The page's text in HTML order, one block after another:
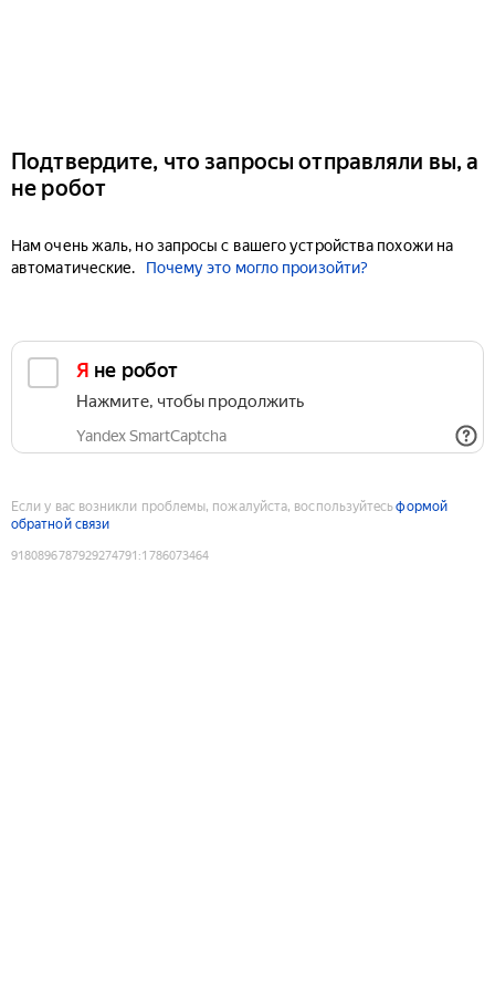
Подтвердите, что запросы отправляли вы, а
не робот
Нам очень жаль, но запросы с вашего устройства похожи на
автоматические.
Почему это могло произойти?
Я не робот
Нажмите, чтобы продолжить
Yandex SmartCaptcha
Если у вас возникли проблемы, пожалуйста, воспользуйтесьформой
обратной связи
9180896787929274791 :1786073464